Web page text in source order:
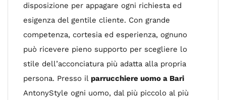
disposizione per appagare ogni richiesta ed
esigenza del gentile cliente. Con grande
competenza, cortesia ed esperienza, ognuno
può ricevere pieno supporto per scegliere lo
stile dell’acconciatura più adatta alla propria
persona. Presso il parrucchiere uomo a Bari
AntonyStyle ogni uomo, dal più piccolo al più